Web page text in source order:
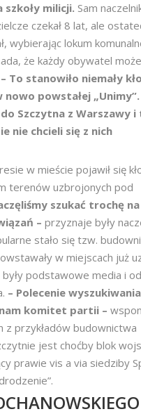
milicji. Sam
czekał 8 lat, ale
wybierając lokum
że każdy obywatel
– To stanowiło niemały
powstałej „Unimy”.
Szczytna z Warszawy i
nie chcieli się z nich
w mieście pojawił się
terenów uzbrojonych pod
szukać trochę na
– przyznaje były
stało się tzw.
w miejscach już
podstawowe media i
– Polecenie
komitet partii –
z przykładów budownictwa
jest choćby blok
prawie vis a via siedziby